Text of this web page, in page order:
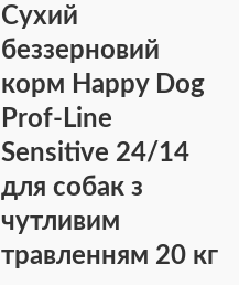
Сухий
беззерновий
корм Happy Dog
Prof-Line
Sensitive 24/14
для собак з
чутливим
травленням 20 кг